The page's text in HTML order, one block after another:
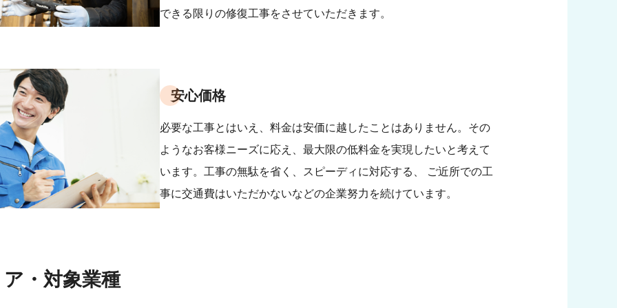
できる限りの修復工事をさせていただきます。
安心価格
必要な工事とはいえ、料金は安価に越したことはありません。その
ようなお客様ニーズに応え、最大限の低料金を実現したいと考えて
います。工事の無駄を省く、スピーディに対応する、 ご近所での工
事に交通費はいただかないなどの企業努力を続けています。
・対象業種